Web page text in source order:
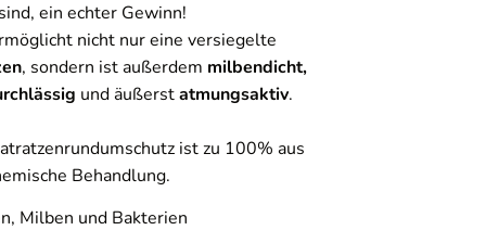
ein echter Gewinn!
nicht nur eine versiegelte
, sondern ist außerdem milbendicht,
und äußerstatmungsaktiv.
ist zu 100% aus
Behandlung.
Milben und Bakterien